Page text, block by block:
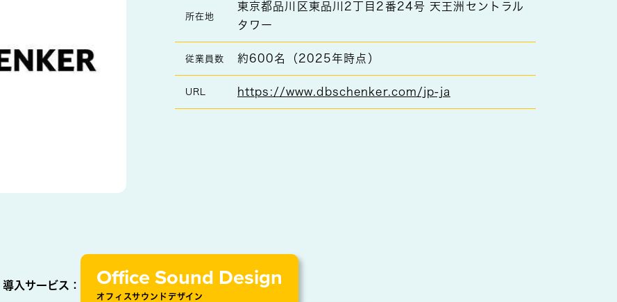
所在地
東京都品川区東品川2丁目2番24号 天王洲セントラル
タワー
従業員数 約600名（2025年時点）
URL https://www.dbschenker.com/jp-ja
導入サービス： Office Sound Design
オフィスサウンドデザイン